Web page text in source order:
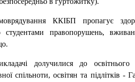
ККІБП пропагує
студентами правопорушень,
долучилися до освітнього
спільноти, освітян та підлітків -